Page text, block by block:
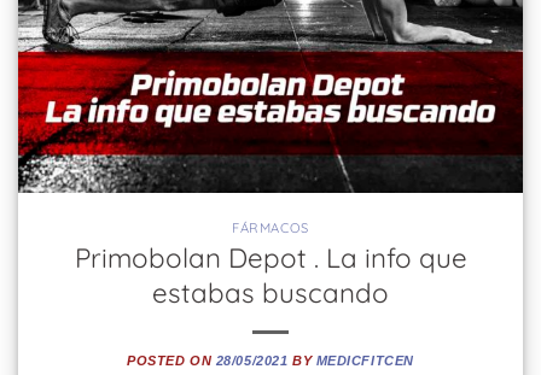
FÁRMACOS
Primobolan Depot . La info que
estabas buscando
POSTED ON 28/05/2021 BY MEDICFITCEN